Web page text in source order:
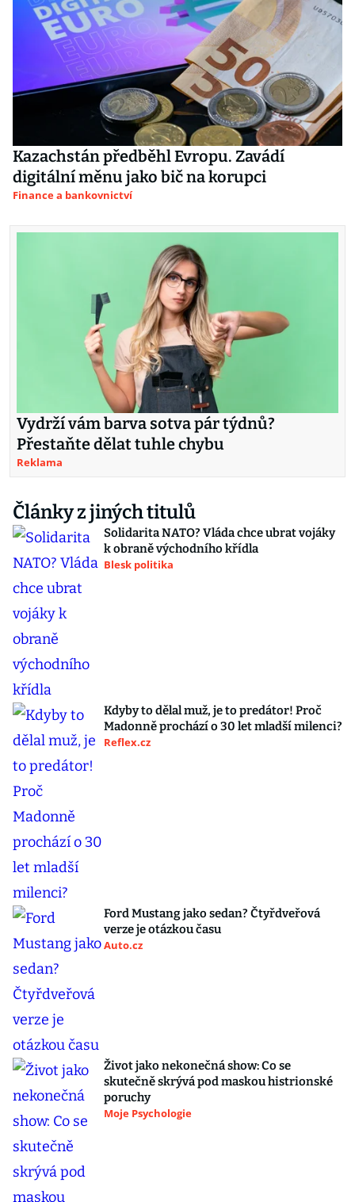
Kazachstán předběhl Evropu. Zavádí
digitální měnu jako bič na korupci
Finance a bankovnictví
Vydrží vám barva sotva pár týdnů?
Přestaňte dělat tuhle chybu
Reklama
Články z jiných titulů
Solidarita NATO? Vláda chce ubrat vojáky
k obraně východního křídla
Blesk politika
Kdyby to dělal muž, je to predátor! Proč
Madonně prochází o 30 let mladší milenci?
Reflex.cz
Ford Mustang jako sedan? Čtyřdveřová
verze je otázkou času
Auto.cz
Život jako nekonečná show: Co se
skutečně skrývá pod maskou histrionské
poruchy
Moje Psychologie